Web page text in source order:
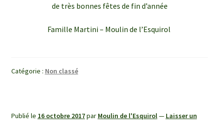
de très bonnes fêtes de fin d’année
Famille Martini – Moulin de l’Esquirol
Catégorie : Non classé
Publié le 16 octobre 2017par Moulin de l'Esquirol— Laisser un